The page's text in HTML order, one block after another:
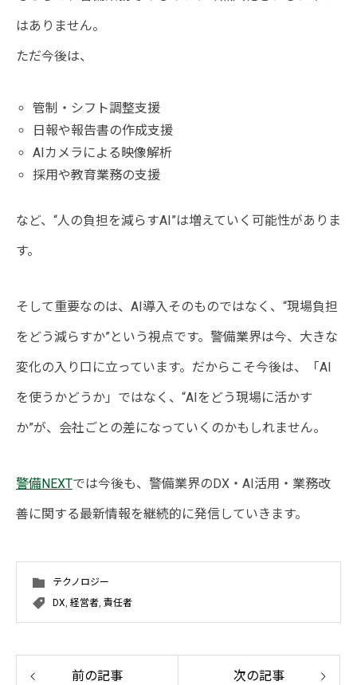
はありません。
ただ今後は、
管制・シフト調整支援
日報や報告書の作成支援
AIカメラによる映像解析
採用や教育業務の支援
など、“人の負担を減らすAI”は増えていく可能性がありま
す。
そして重要なのは、AI導入そのものではなく、“現場負担
をどう減らすか”という視点です。警備業界は今、大きな
変化の入り口に立っています。だからこそ今後は、「AI
を使うかどうか」ではなく、“AIをどう現場に活かす
か”が、会社ごとの差になっていくのかもしれません。
警備NEXTでは今後も、警備業界のDX・AI活用・業務改
善に関する最新情報を継続的に発信していきます。
テクノロジー
DX, 経営者, 責任者
前の記事 次の記事